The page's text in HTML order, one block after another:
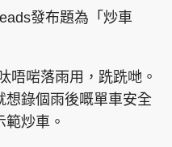
發布題為「炒車
唔啱落雨用，跣跣哋。
想錄個雨後嘅單車安全
炒車。